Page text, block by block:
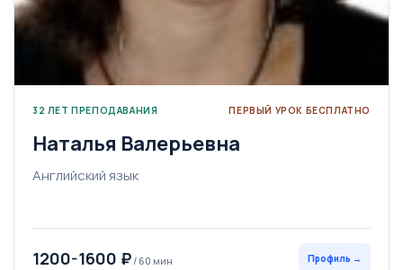
32 ЛЕТ ПРЕПОДАВАНИЯ ПЕРВЫЙ УРОК БЕСПЛАТНО
Наталья Валерьевна
Английский язык
1200-1600 ₽ / 60 мин Профиль →